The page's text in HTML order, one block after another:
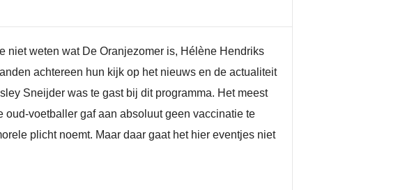
niet weten wat De Oranjezomer is, Hélène Hendriks
achtereen hun kijk op het nieuws en de actualiteit
Sneijder was te gast bij dit programma. Het meest
voetballer gaf aan absoluut geen vaccinatie te
plicht noemt. Maar daar gaat het hier eventjes niet